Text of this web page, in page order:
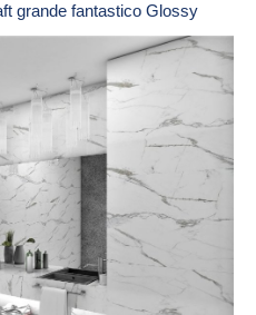
grande fantastico Glossy